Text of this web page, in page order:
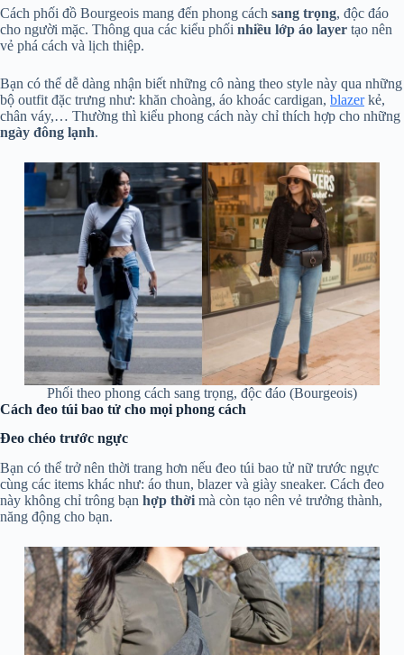
Cách phối đồ Bourgeois mang đến phong cách sang trọng, độc đáo
cho người mặc. Thông qua các kiểu phối nhiều lớp áo layer tạo nên
vẻ phá cách và lịch thiệp.
Bạn có thể dễ dàng nhận biết những cô nàng theo style này qua những
bộ outfit đặc trưng như: khăn choàng, áo khoác cardigan, blazerkẻ,
chân váy,… Thường thì kiểu phong cách này chỉ thích hợp cho những
ngày đông lạnh.
Phối theo phong cách sang trọng, độc đáo (Bourgeois)
Cách đeo túi bao tử cho mọi phong cách
Đeo chéo trước ngực
Bạn có thể trở nên thời trang hơn nếu đeo túi bao tử nữ trước ngực
cùng các items khác như: áo thun, blazer và giày sneaker. Cách đeo
này không chỉ trông bạn hợp thời mà còn tạo nên vẻ trưởng thành,
năng động cho bạn.